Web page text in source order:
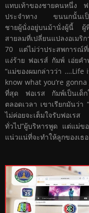
แทบเท้าของชายคนหนึ่ง
ประจำทาง ขนนกนั้นเป็น
ชายผู้นั่งอยู่บนม้านั่งผู้นี้ ผู้
สายลมที่เปลี่ยนแปลงอเม
70 แต่ไม่ว่าประสพการณ์ที่
แง่ร้าย ฟอเรส์ กัมพ์ เอ่ยค
“แม่ของผมกล่าวว่า
know what you’re
ที่สุด ฟอเรส กัมพ์เป็นเด็ก
ตลอดเวลา เขาเรียกมันว่า
ไม่ค่อยจะเต็มใจรับฟอเร
ทั่วไป”ผู้บริหารพูด แต่แม่ข
แน่วแน่ที่จะทำให้ลูกของเธอ